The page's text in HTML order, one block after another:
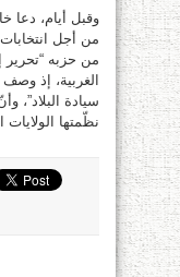
وقبل أيام، دعا
من أجل
من حزبه “تحرير
الغربية، إذ
سيادة البلاد”،
نظّمتها الولايات